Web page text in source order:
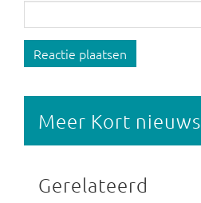
Reactie plaatsen
Meer Kort nieuws
Gerelateerd